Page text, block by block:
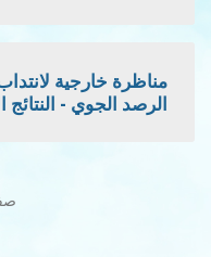
الرصد الجوي - النتائج